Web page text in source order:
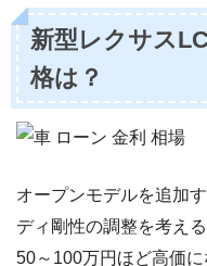
新型レクサス
格は？
オープンモデルを追加
ディ剛性の調整を考え
50～100万円ほど高価に